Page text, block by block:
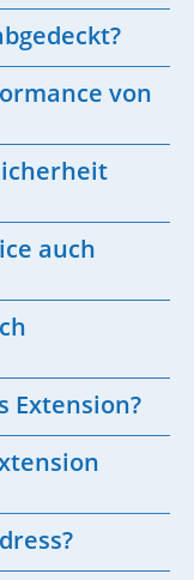
von
auch
Extension?